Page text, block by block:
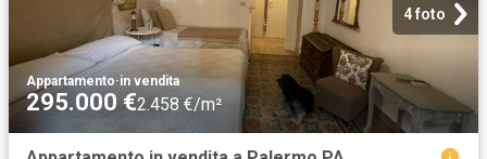
4 foto
Appartamento·in vendita
295.000 €2.458 €/m²